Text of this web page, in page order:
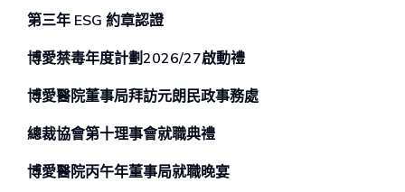
第三年 ESG 約章認證
博愛禁毒年度計劃2026/27啟動禮
博愛醫院董事局拜訪元朗民政事務處
總裁協會第十理事會就職典禮
博愛醫院丙午年董事局就職晚宴